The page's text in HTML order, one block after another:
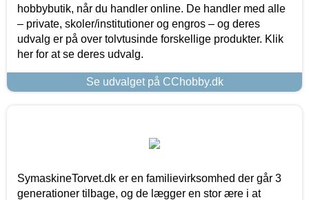
hobbybutik, når du handler online. De handler med alle
– private, skoler/institutioner og engros – og deres
udvalg er på over tolvtusinde forskellige produkter. Klik
her for at se deres udvalg.
Se udvalget på CChobby.dk
SymaskineTorvet.dk er en familievirksomhed der går 3
generationer tilbage, og de lægger en stor ære i at